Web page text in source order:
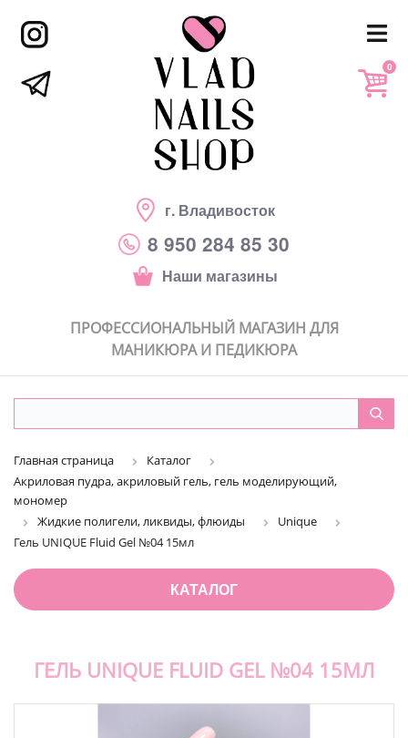
г. Владивосток
8 950 284 85 30
Наши магазины
0
ПРОФЕССИОНАЛЬНЫЙ МАГАЗИН ДЛЯ
МАНИКЮРА И ПЕДИКЮРА
Главная страница
Каталог
Акриловая пудра, акриловый гель, гель моделирующий,
мономер
Жидкие полигели, ликвиды, флюиды
Unique
Гель UNIQUE Fluid Gel №04 15мл
КАТАЛОГ
ГЕЛЬ UNIQUE FLUID GEL №04 15МЛ